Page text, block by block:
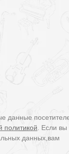
данные
политикой . Если
данных,вам